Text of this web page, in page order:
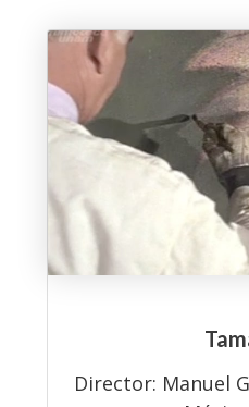
Director: Manuel